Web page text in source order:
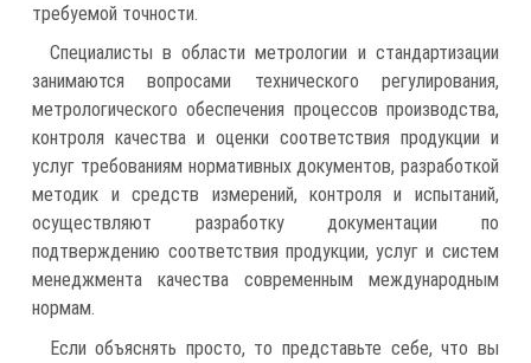
требуемой точности.
Специалисты в области метрологии и стандартизации
занимаются вопросами технического регулирования,
метрологического обеспечения процессов производства,
контроля качества и оценки соответствия продукции и
услуг требованиям нормативных документов, разработкой
методик и средств измерений, контроля и испытаний,
осуществляют разработку документации по
подтверждению соответствия продукции, услуг и систем
менеджмента качества современным международным
нормам.
Если объяснять просто, то представьте себе, что вы